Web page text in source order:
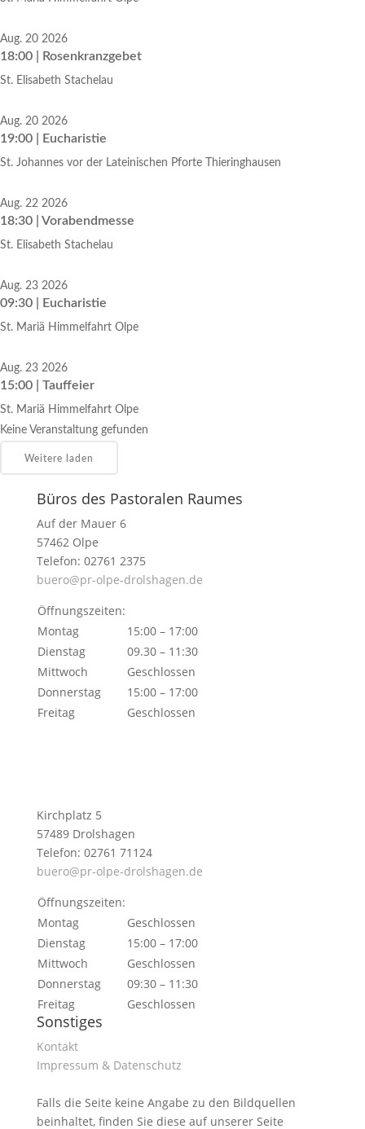
Aug. 20 2026
18:00 | Rosenkranzgebet
St. Elisabeth Stachelau
Aug. 20 2026
19:00 | Eucharistie
St. Johannes vor der Lateinischen Pforte Thieringhausen
Aug. 22 2026
18:30 | Vorabendmesse
St. Elisabeth Stachelau
Aug. 23 2026
09:30 | Eucharistie
St. Mariä Himmelfahrt Olpe
Aug. 23 2026
15:00 | Tauffeier
St. Mariä Himmelfahrt Olpe
Keine Veranstaltung gefunden
Weitere laden
Büros des Pastoralen Raumes
Auf der Mauer 6
57462 Olpe
Telefon: 02761 2375
buero@pr-olpe-drolshagen.de
Öffnungszeiten:
Montag
15:00 – 17:00
Dienstag
09.30 – 11:30
Mittwoch
Geschlossen
Donnerstag
15:00 – 17:00
Freitag
Geschlossen
Kirchplatz 5
57489 Drolshagen
Telefon: 02761 71124
buero@pr-olpe-drolshagen.de
Öffnungszeiten:
Montag
Geschlossen
Dienstag
15:00 – 17:00
Mittwoch
Geschlossen
Donnerstag
09:30 – 11:30
Freitag
Geschlossen
Sonstiges
Kontakt
Impressum & Datenschutz
Falls die Seite keine Angabe zu den Bildquellen
beinhaltet, finden Sie diese auf unserer Seite